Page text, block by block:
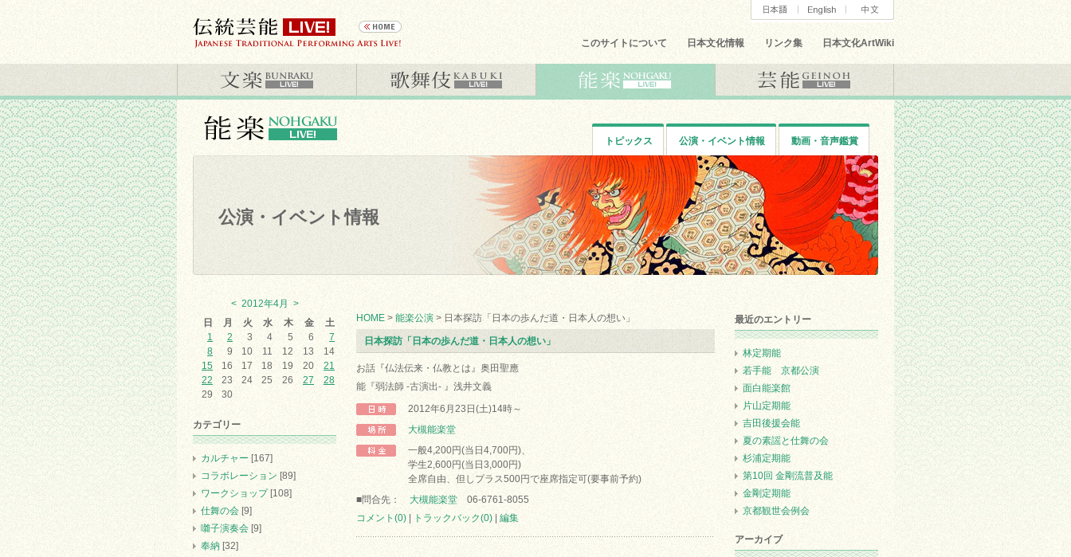
このサイトについて 日本文化情報 リンク集 日本文化ArtWiki
トピックス 公演・イベント情報 動画・音声鑑賞
公演・イベント情報
HOME > 能楽公演 > 日本探訪「日本の歩んだ道・日本人の想い」
日本探訪「日本の歩んだ道・日本人の想い」
お話『仏法伝来・仏教とは』奥田聖應
能『弱法師 -古演出- 』浅井文義
2012年6月23日(土)14時～
大槻能楽堂
一般4,200円(当日4,700円)、
学生2,600円(当日3,000円)
全席自由、但しプラス500円で座席指定可(要事前予約)
■問合先： 大槻能楽堂 06-6761-8055
コメント(0)
トラックバック(0) 編集
< 2012年4月
>
日
月 火 水 木 金
土
1
2 3 4 5 6
7
8
9 10 11 12 13
14
15
16 17 18 19 20
21
22
23 24 25 26 27
28
29
30
カテゴリー
カルチャー [167]
コラボレーション [89]
ワークショップ[108]
仕舞の会 [9]
囃子演奏会 [9]
奉納 [32]
最近のエントリー
林定期能
若手能 京都公演
面白能楽館
片山定期能
吉田後援会能
夏の素謡と仕舞の会
杉浦定期能
第10回 金剛流普及能
金剛定期能
京都観世会例会
アーカイブ